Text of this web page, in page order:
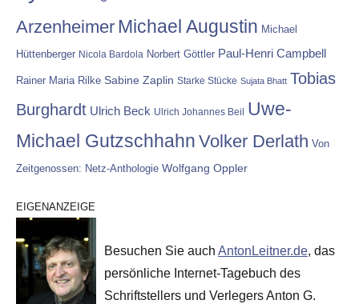
Arzenheimer Michael Augustin Michael
Hüttenberger Nicola Bardola Norbert Göttler Paul-Henri Campbell
Rainer Maria Rilke Sabine Zaplin Starke Stücke Sujata Bhatt Tobias
Burghardt Ulrich Beck Ulrich Johannes Beil
Uwe-
Michael Gutzschhahn Volker Derlath Von
Zeitgenossen: Netz-Anthologie Wolfgang Oppler
EIGENANZEIGE
Besuchen Sie auch AntonLeitner.de, das
persönliche Internet-Tagebuch des
Schriftstellers und Verlegers Anton G.